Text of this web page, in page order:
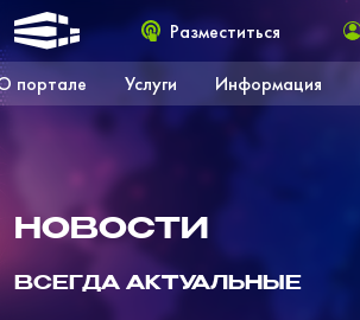
портале Услуги Информация
Разместиться
НОВОСТИ
ВСЕГДА АКТУАЛЬНЫЕ